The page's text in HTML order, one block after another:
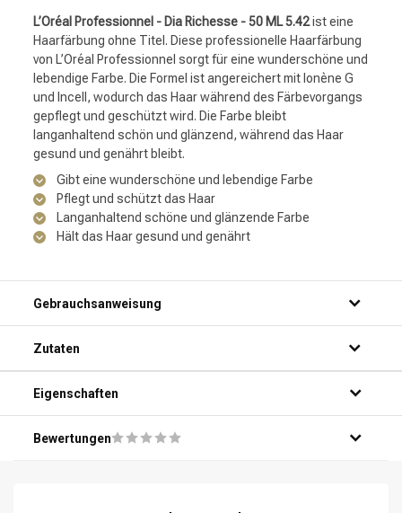
L’Oréal Professionnel - Dia Richesse - 50 ML 5.42ist eine
Haarfärbung ohne Titel. Diese professionelle Haarfärbung
von L’Oréal Professionnel sorgt für eine wunderschöne und
lebendige Farbe. Die Formel ist angereichert mit Ionène G
und Incell, wodurch das Haar während des Färbevorgangs
gepflegt und geschützt wird. Die Farbe bleibt
langanhaltend schön und glänzend, während das Haar
gesund und genährt bleibt.
Gibt eine wunderschöne und lebendige Farbe
Pflegt und schützt das Haar
Langanhaltend schöne und glänzende Farbe
Hält das Haar gesund und genährt
Gebrauchsanweisung
sauberes, trockenes Haar auf.
Schritt 2: Verteilen Sie das Produkt gleichmäßig über das
Haar, von den Wurzeln bis zu den Spitzen.
Schritt 4: Spülen Sie das Haar gründlich mit warmem
Wasser aus.
Zutaten
Eigenschaften
Bewertungen